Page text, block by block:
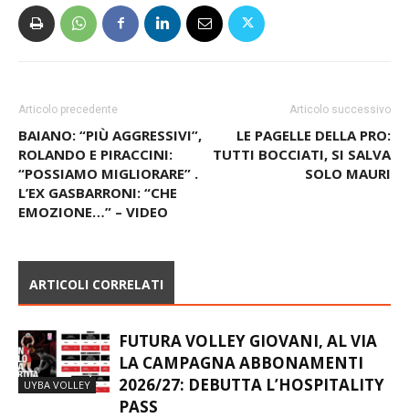
Articolo precedente
BAIANO: “PIÙ AGGRESSIVI”,
ROLANDO E PIRACCINI:
“POSSIAMO MIGLIORARE” .
L’EX GASBARRONI: “CHE
EMOZIONE…” – VIDEO
Articolo successivo
LE PAGELLE DELLA PRO:
TUTTI BOCCIATI, SI SALVA
SOLO MAURI
ARTICOLI CORRELATI
UYBA VOLLEY
FUTURA VOLLEY GIOVANI, AL VIA
LA CAMPAGNA ABBONAMENTI
2026/27: DEBUTTA L’HOSPITALITY
PASS